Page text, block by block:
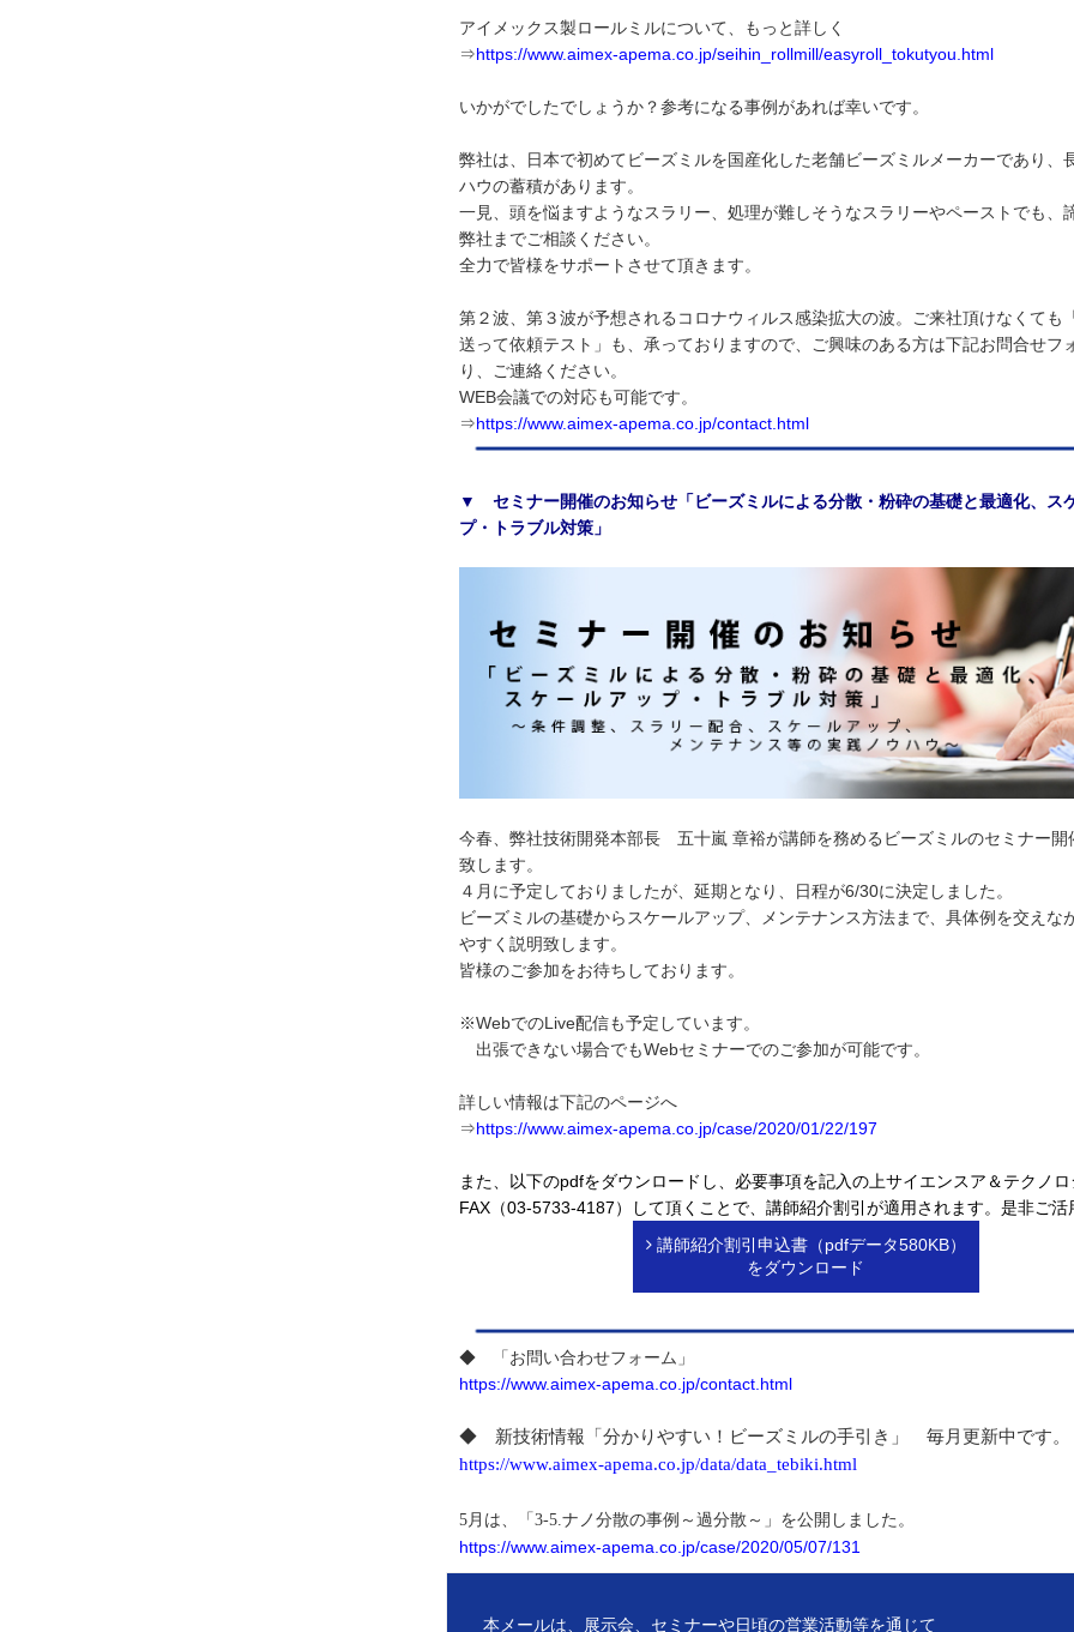
アイメックス製ロールミルについて、もっと詳しく
⇒https://www.aimex-apema.co.jp/seihin_rollmill/easyroll_tokutyou.html
いかがでしたでしょうか？参考になる事例があれば幸いです。
弊社は、日本で初めてビーズミルを国産化した老舗ビーズミルメーカーであり、
ハウの蓄積があります。
一見、頭を悩ますようなスラリー、処理が難しそうなスラリーやペーストでも、
弊社までご相談ください。
全力で皆様をサポートさせて頂きます。
第２波、第３波が予想されるコロナウィルス感染拡大の波。ご来社頂けなくても
送って依頼テスト」も、承っておりますので、ご興味のある方は下記お問合せフ
り、ご連絡ください。
WEB会議での対応も可能です。
⇒https://www.aimex-apema.co.jp/contact.html
▼ セミナー開催のお知らせ「ビーズミルによる分散・粉砕の基礎と最適化、ス
プ・トラブル対策」
今春、弊社技術開発本部長 五十嵐 章裕が講師を務めるビーズミルのセミナー開
致します。
４月に予定しておりましたが、延期となり、日程が6/30に決定しました。
ビーズミルの基礎からスケールアップ、メンテナンス方法まで、具体例を交えな
やすく説明致します。
皆様のご参加をお待ちしております。
※WebでのLive配信も予定しています。
出張できない場合でもWebセミナーでのご参加が可能です。
詳しい情報は下記のページへ
⇒https://www.aimex-apema.co.jp/case/2020/01/22/197
また、以下のpdfをダウンロードし、必要事項を記入の上サイエンスア＆テクノ
FAX（03-5733-4187）して頂くことで、講師紹介割引が適用されます。是非ご活
講師紹介割引申込書（pdfデータ580KB）
をダウンロード
◆ 「お問い合わせフォーム」
https://www.aimex-apema.co.jp/contact.html
◆ 新技術情報「分かりやすい！ビーズミルの手引き」 毎月更新中です。
https://www.aimex-apema.co.jp/data/data_tebiki.html
5月は、「3-5.ナノ分散の事例～過分散～」を公開しました。
https://www.aimex-apema.co.jp/case/2020/05/07/131
本メールは、展示会、セミナーや日頃の営業活動等を通じて